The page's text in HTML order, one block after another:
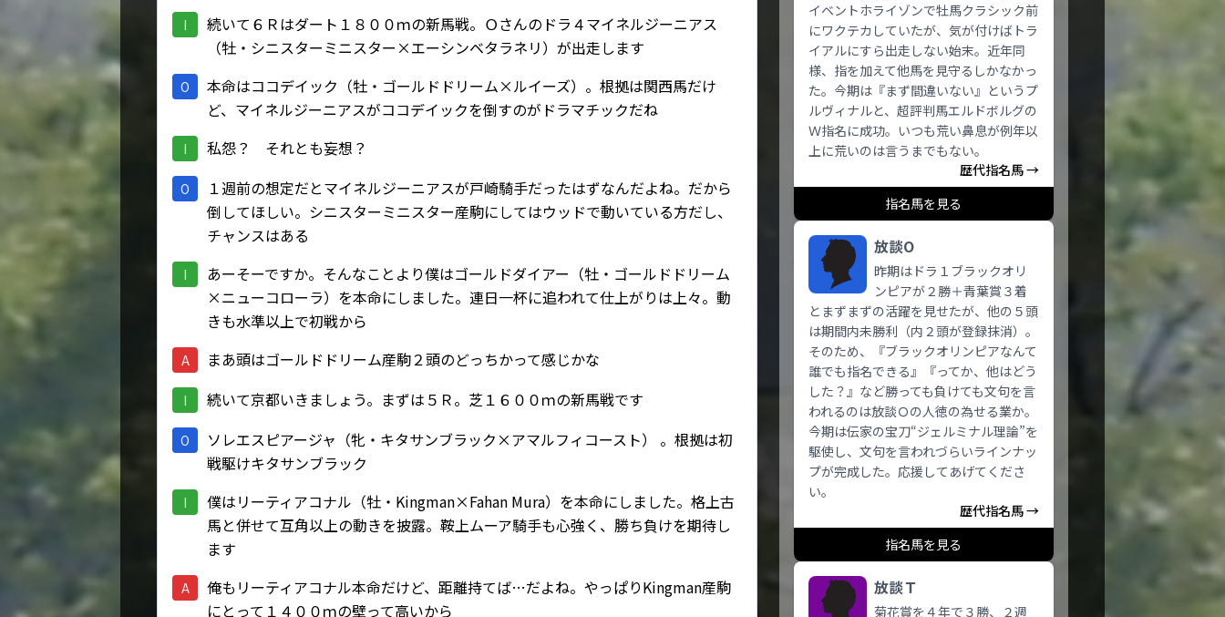
I
続いて６Ｒはダート１８００ｍの新馬戦。Ｏさんのドラ４マイネルジーニアス
（牡・シニスターミニスター×エーシンベタラネリ）が出走します
O
本命はココデイック（牡・ゴールドドリーム×ルイーズ）。根拠は関西馬だけ
ど、マイネルジーニアスがココデイックを倒すのがドラマチックだね
I 私怨？ それとも妄想？
O
１週前の想定だとマイネルジーニアスが戸崎騎手だったはずなんだよね。だから
倒してほしい。シニスターミニスター産駒にしてはウッドで動いている方だし、
チャンスはある
I
あーそーですか。そんなことより僕はゴールドダイアー（牡・ゴールドドリーム
×ニューコローラ）を本命にしました。連日一杯に追われて仕上がりは上々。動
きも水準以上で初戦から
A まあ頭はゴールドドリーム産駒２頭のどっちかって感じかな
I 続いて京都いきましょう。まずは５Ｒ。芝１６００ｍの新馬戦です
O
ソレエスピアージャ（牝・キタサンブラック×アマルフィコースト） 。根拠は初
戦駆けキタサンブラック
I
僕はリーティアコナル（牡・Kingman×Fahan Mura）を本命にしました。格上古
馬と併せて互角以上の動きを披露。鞍上ムーア騎手も心強く、勝ち負けを期待し
ます
A
俺もリーティアコナル本命だけど、距離持てば…だよね。やっぱりKingman産駒
にとって１４００ｍの壁って高いから
イベントホライゾンで牡馬クラシック前
にワクテカしていたが、気が付けばトラ
イアルにすら出走しない始末。近年同
様、指を加えて他馬を見守るしかなかっ
た。今期は『まず間違いない』というプ
ルヴィナルと、超評判馬エルドボルグの
Ｗ指名に成功。いつも荒い鼻息が例年以
上に荒いのは言うまでもない。
歴代指名馬 →
指名馬を見る
放談O
昨期はドラ１ブラックオリ
ンピアが２勝＋青葉賞３着
とまずまずの活躍を見せたが、他の５頭
は期間内未勝利（内２頭が登録抹消）。
そのため、『ブラックオリンピアなんて
誰でも指名できる』『ってか、他はどう
した？』など勝っても負けても文句を言
われるのは放談Ｏの人徳の為せる業か。
今期は伝家の宝刀“ジェルミナル理論”を
駆使し、文句を言われづらいラインナッ
プが完成した。応援してあげてくださ
い。
歴代指名馬 →
指名馬を見る
放談Ｔ
菊花賞を４年で３勝、２週